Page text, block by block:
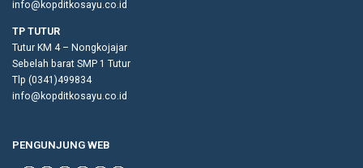
info@kopditkosayu.co.id
TP TUTUR
Tutur KM 4 – Nongkojajar
Sebelah barat SMP 1 Tutur
Tlp (0341)499834
info@kopditkosayu.co.id
PENGUNJUNG WEB